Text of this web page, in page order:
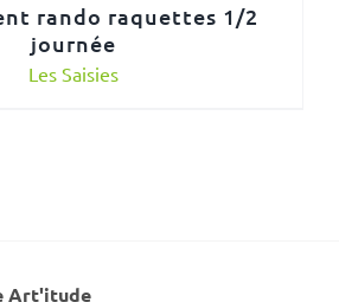
rando raquettes 1/2
journée
Les Saisies
Art'itude